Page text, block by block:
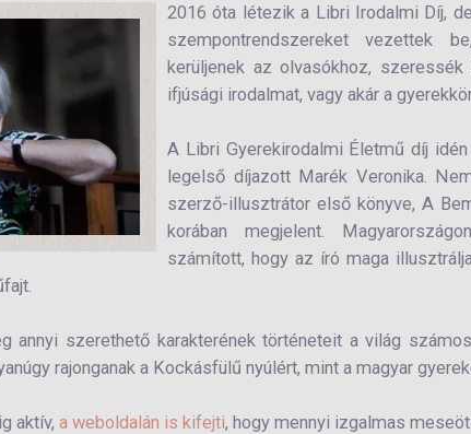
2016 óta létezik a Libri Irodalmi Díj,
szempontrendszereket vezettek
kerüljenek az olvasókhoz,
ifjúsági irodalmat, vagy akár a
A Libri Gyerekirodalmi Életmű díj
legelső díjazott Marék Veronika.
szerző-illusztrátor első könyve, A
korában megjelent.
számított, hogy az író maga
annyi szerethető karakterének történeteit a világ
rajonganak a Kockásfülű nyúlért, mint a magyar
aktív,a weboldalán is kifejti, hogy mennyi izgalmas